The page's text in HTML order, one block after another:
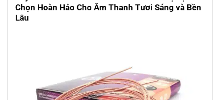
Chọn Hoàn Hảo Cho Âm Thanh Tươi Sáng và Bền
Lâu